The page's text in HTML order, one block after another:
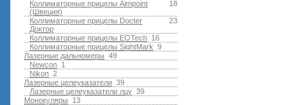
18
Коллиматорные прицелы Aimpoint
(Швеция)
23
Коллиматорные прицелы Docter
Доктор
16
Коллиматорные прицелы EOTech
9
Коллиматорные прицелы SightMark
49
Лазерные дальномеры
1
Newcon
2
Nikon
39
Лазерные целеуказатели
39
Лазерные целеуказатели лцу
13
Монокуляры